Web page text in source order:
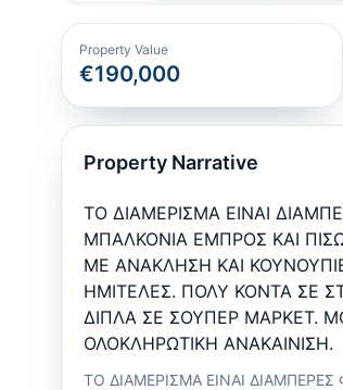
Property Value
€190,000
Property Narrative
ΤΟ ΔΙΑΜΕΡΙΣΜΑ ΕΙΝΑΙ
ΜΠΑΛΚΟΝΙΑ ΕΜΠΡΟΣ ΚΑΙ
ΜΕ ΑΝΑΚΛΗΣΗ ΚΑΙ
ΗΜΙΤΕΛΕΣ. ΠΟΛΥ ΚΟΝΤΑ ΣΕ
ΔΙΠΛΑ ΣΕ ΣΟΥΠΕΡ ΜΑΡΚΕΤ.
ΟΛΟΚΛΗΡΩΤΙΚΗ ΑΝΑΚΑΙΝΙΣΗ.
ΤΟ ΔΙΑΜΕΡΙΣΜΑ ΕΙΝΑΙ